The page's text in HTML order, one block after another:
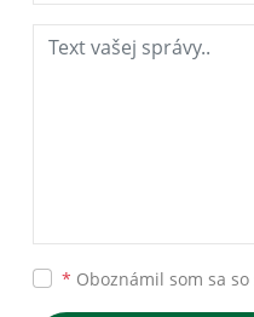
* Oboznámil som sa so